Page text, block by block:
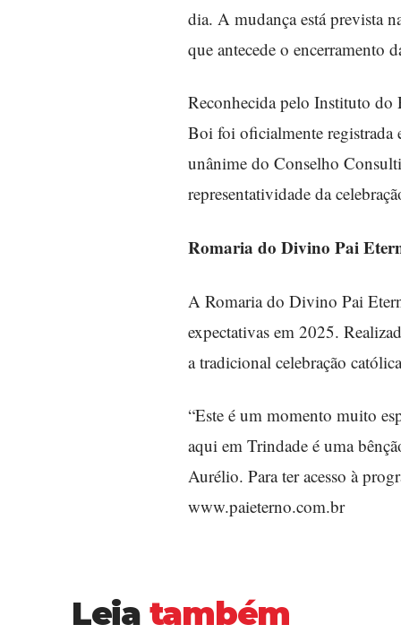
dia. A mudança está prevista
que antecede o encerramento
Reconhecida pelo Instituto
Boi foi oficialmente
unânime do Conselho
representatividade da
Romaria do Divino Pai
A Romaria do Divino Pai
expectativas em 2025.
a tradicional celebração
“Este é um momento muito
aqui em Trindade é uma
Aurélio. Para ter acesso à
www.paieterno.com.br
Leia também